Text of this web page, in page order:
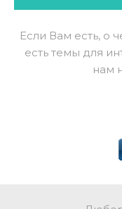
Если Вам есть, о
есть темы для
нам